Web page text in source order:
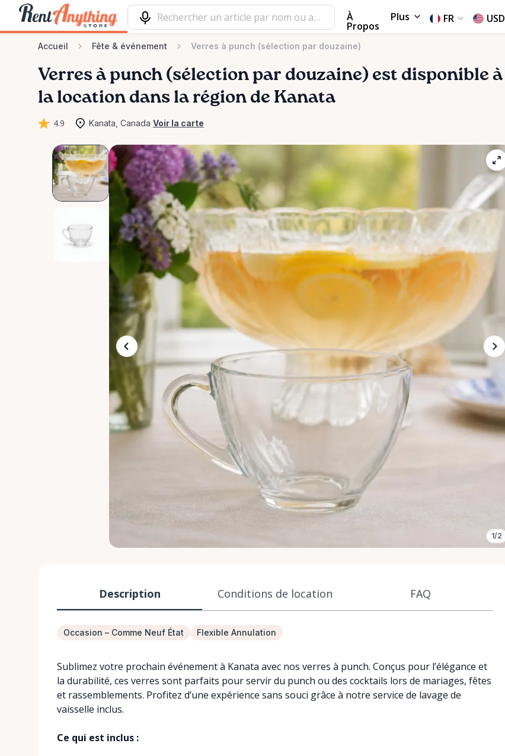
À
Propos
Plus FR USD
Accueil Fête & événement Verres à punch (sélection par douzaine)
Verres à punch (sélection par douzaine) est disponible à
la location dans la région de Kanata
4.9 Kanata, Canada Voir la carte
1/2
Description Conditions de location FAQ
Occasion – Comme Neuf État Flexible Annulation
Sublimez votre prochain événement à Kanata avec nos verres à punch. Conçus pour l’élégance et
la durabilité, ces verres sont parfaits pour servir du punch ou des cocktails lors de mariages, fêtes
et rassemblements. Profitez d’une expérience sans souci grâce à notre service de lavage de
vaisselle inclus.
Ce qui est inclus :